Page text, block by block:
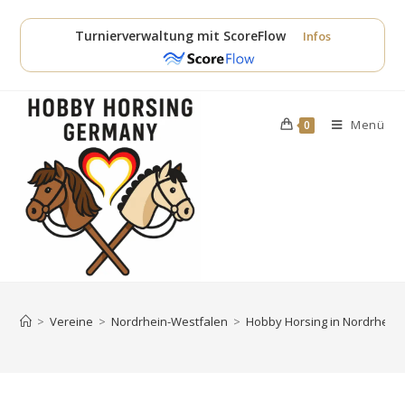
Inhalt
Turnierverwaltung mit ScoreFlow Infos
0 Menü
> Vereine > Nordrhein-Westfalen > Hobby Horsing in